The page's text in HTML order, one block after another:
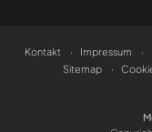
Kontakt Impressum
Sitemap